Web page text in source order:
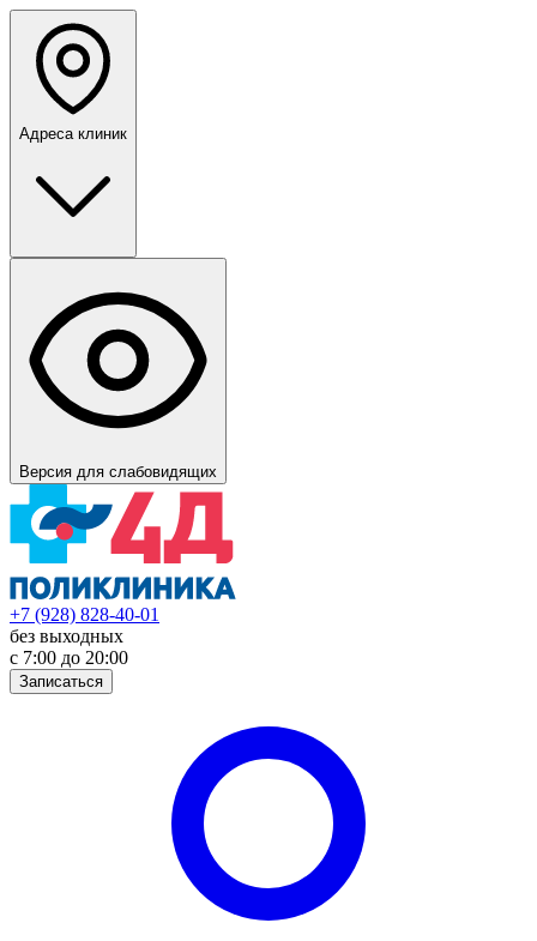
Адреса клиник
Версия для слабовидящих
+7 (928) 828-40-01
без выходных
с 7:00 до 20:00
Записаться